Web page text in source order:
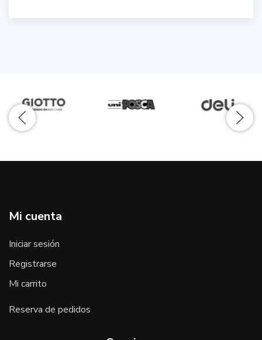
Mi cuenta
Iniciar sesión
Registrarse
Mi carrito
Reserva de pedidos